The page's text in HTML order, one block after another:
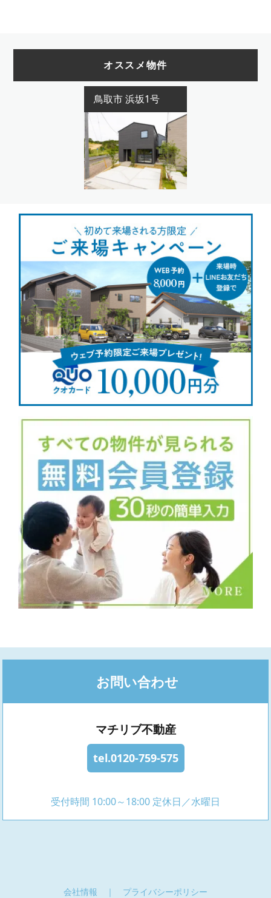
オススメ物件
鳥取市 浜坂1号
お問い合わせ
マチリブ不動産
tel.0120-759-575
受付時間 10:00～18:00 定休日／水曜日
会社情報 ｜ プライバシーポリシー